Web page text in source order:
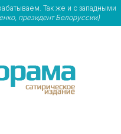
Так же и с западными
президент Белоруссии)